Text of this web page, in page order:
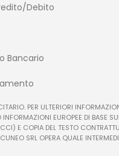
Debito
Bancario
PER ULTERIORI
INFORMAZIONI EUROPEE DI BASE
E COPIA DEL TESTO
SRL OPERA QUALE